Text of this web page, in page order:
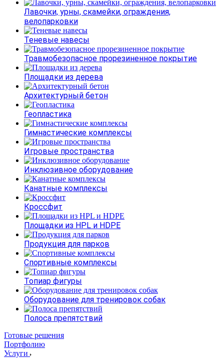
Лавочки, урны, скамейки, ограждения,
велопарковки
Теневые навесы
Травмобезопасное прорезиненное покрытие
Площадки из дерева
Архитектурный бетон
Геопластика
Гимнастические комплексы
Игровые пространства
Инклюзивное оборудование
Канатные комплексы
Кроссфит
Площадки из HPL и HDPE
Продукция для парков
Спортивные комплексы
Топиар фигуры
Оборудование для тренировок собак
Полоса препятствий
Готовые решения
Портфолию
Услуги